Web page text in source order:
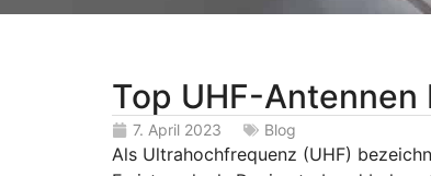
Top UHF-
7. April 2023 Blog
Als Ultrahochfrequenz (UHF)